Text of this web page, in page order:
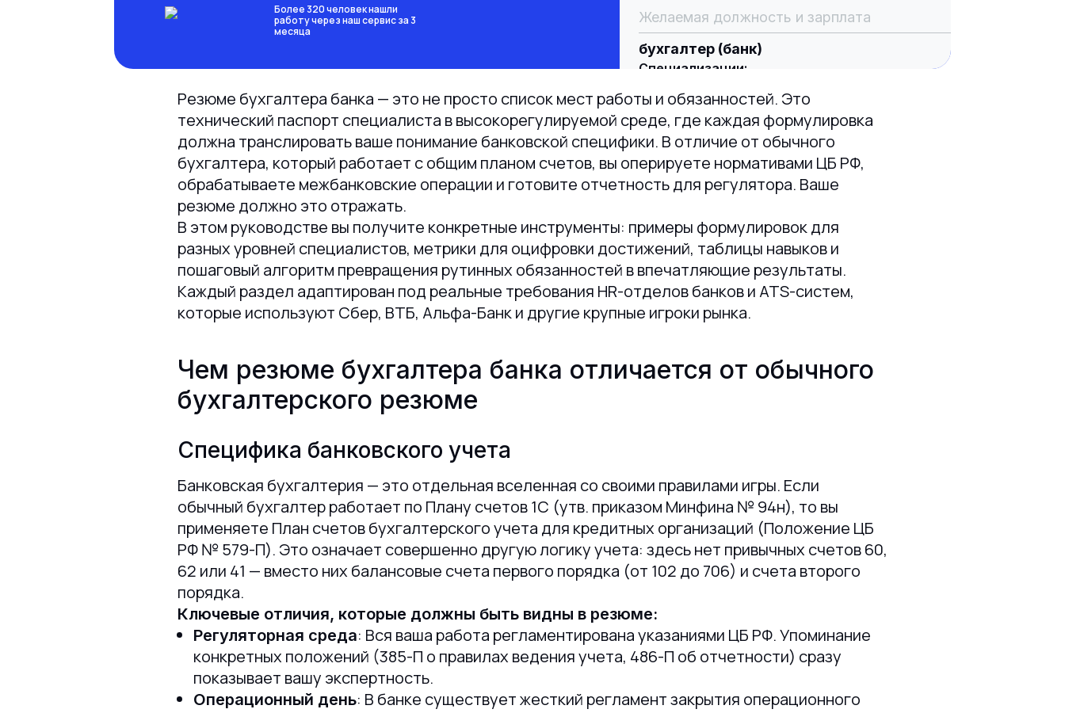
Более 320 человек нашли
работу через наш сервис за 3
месяца
Желаемая должность и зарплата
бухгалтер (банк)
Специализации:
Занятость: полная занятость
График работы: полный день
Время в пути до работы: не имеет значения
Резюме бухгалтера банка — это не просто список мест работы и обязанностей. Это
технический паспорт специалиста в высокорегулируемой среде, где каждая формулировка
должна транслировать ваше понимание банковской специфики. В отличие от обычного
бухгалтера, который работает с общим планом счетов, вы оперируете нормативами ЦБ РФ,
обрабатываете межбанковские операции и готовите отчетность для регулятора. Ваше
резюме должно это отражать.
В этом руководстве вы получите конкретные инструменты: примеры формулировок для
разных уровней специалистов, метрики для оцифровки достижений, таблицы навыков и
пошаговый алгоритм превращения рутинных обязанностей в впечатляющие результаты.
Каждый раздел адаптирован под реальные требования HR-отделов банков и ATS-систем,
которые используют Сбер, ВТБ, Альфа-Банк и другие крупные игроки рынка.
Чем резюме бухгалтера банка отличается от обычного
бухгалтерского резюме
Специфика банковского учета
Банковская бухгалтерия — это отдельная вселенная со своими правилами игры. Если
обычный бухгалтер работает по Плану счетов 1С (утв. приказом Минфина № 94н), то вы
применяете План счетов бухгалтерского учета для кредитных организаций (Положение ЦБ
РФ № 579-П). Это означает совершенно другую логику учета: здесь нет привычных счетов 60,
62 или 41 — вместо них балансовые счета первого порядка (от 102 до 706) и счета второго
порядка.
Ключевые отличия, которые должны быть видны в резюме:
Регуляторная среда: Вся ваша работа регламентирована указаниями ЦБ РФ. Упоминание
конкретных положений (385-П о правилах ведения учета, 486-П об отчетности) сразу
показывает вашу экспертность.
Операционный день: В банке существует жесткий регламент закрытия операционного